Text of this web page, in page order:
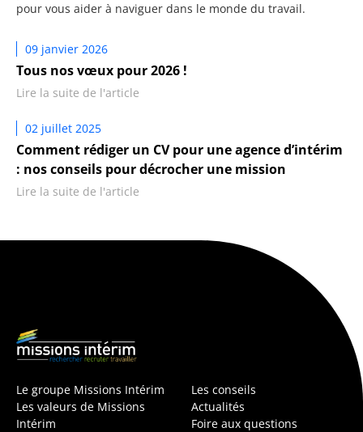
pour vous aider à naviguer dans le monde du travail.
09 janvier 2026
Tous nos vœux pour 2026 !
Lire la suite de l'article
02 juillet 2025
Comment rédiger un CV pour une agence d’intérim
: nos conseils pour décrocher une mission
Lire la suite de l'article
Le groupe Missions Intérim
Les valeurs de Missions
Intérim
Les conseils
Actualités
Foire aux questions